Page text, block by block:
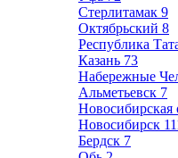
Стерлитамак 9
Октябрьский 8
Республика
Казань 73
Набережные
Альметьевск 7
Новосибирская
Новосибирск
Бердск 7